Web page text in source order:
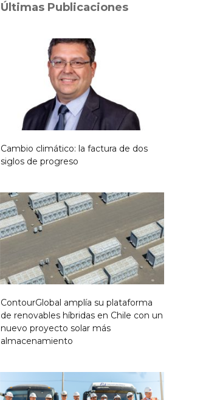
Últimas Publicaciones
Cambio climático: la factura de dos
siglos de progreso
ContourGlobal amplía su plataforma
de renovables híbridas en Chile con un
nuevo proyecto solar más
almacenamiento